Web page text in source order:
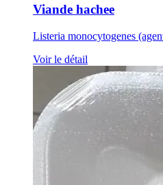
Viande hachee
Listeria monocytogenes
Voir le détail